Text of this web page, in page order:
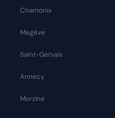
Chamonix
Megève
Saint-Gervais
Annecy
Morzine